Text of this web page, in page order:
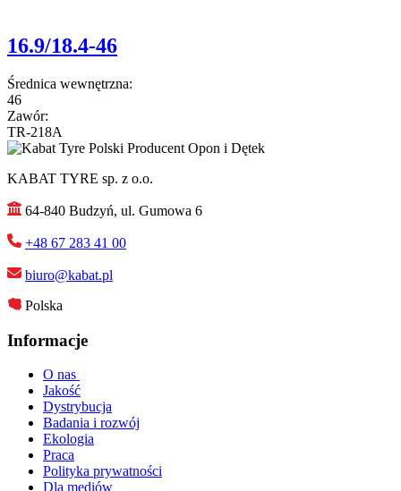
16.9/18.4-46
Średnica wewnętrzna:
46
Zawór:
TR-218A
KABAT TYRE sp. z o.o.
64-840 Budzyń, ul. Gumowa 6
+48 67 283 41 00
biuro@kabat.pl
Polska
Informacje
O nas
Jakość
Dystrybucja
Badania i rozwój
Ekologia
Praca
Polityka prywatności
Dla mediów